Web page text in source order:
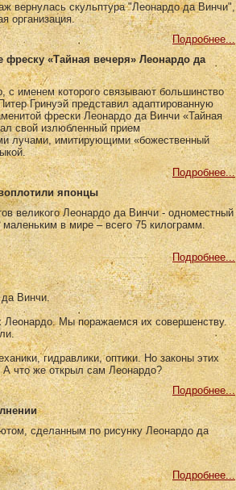
вернулась скульптура "Леонардо да Винчи",
организация.
Подробнее...
фреску «Тайная вечеря» Леонардо да
с именем которого связывают большинство
Гринуэй представил адаптированную
фрески Леонардо да Винчи «Тайная
свой излюбленный прием
лучами, имитирующими «божественный
Подробнее...
японцы
великого Леонардо да Винчи - одноместный
в мире – всего 75 килограмм.
Подробнее...
да Винчи.
Леонардо. Мы поражаемся их совершенству.
гидравлики, оптики. Но законы этих
А что же открыл сам Леонардо?
Подробнее...
сделанным по рисунку Леонардо да
Подробнее...